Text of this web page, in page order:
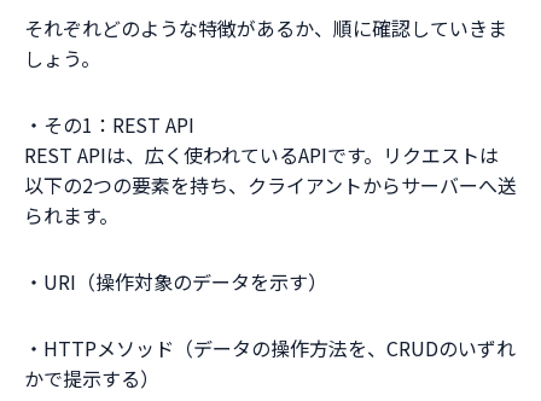
それぞれどのような特徴があるか、順に確認していきま
しょう。
・その1：REST API
REST APIは、広く使われているAPIです。リクエストは
以下の2つの要素を持ち、クライアントからサーバーへ送
られます。
・URI（操作対象のデータを示す）
・HTTPメソッド（データの操作方法を、CRUDのいずれ
かで提示する）